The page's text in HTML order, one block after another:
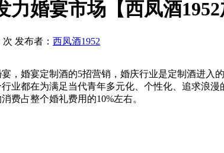
力婚宴市场【西凤酒1952
次 发布者： 西凤酒1952
，婚宴定制酒的5招营销，婚庆行业是定制酒进
业都在为满足当代青年多元化、个性化、追求浪
费占整个婚礼费用的10%左右。